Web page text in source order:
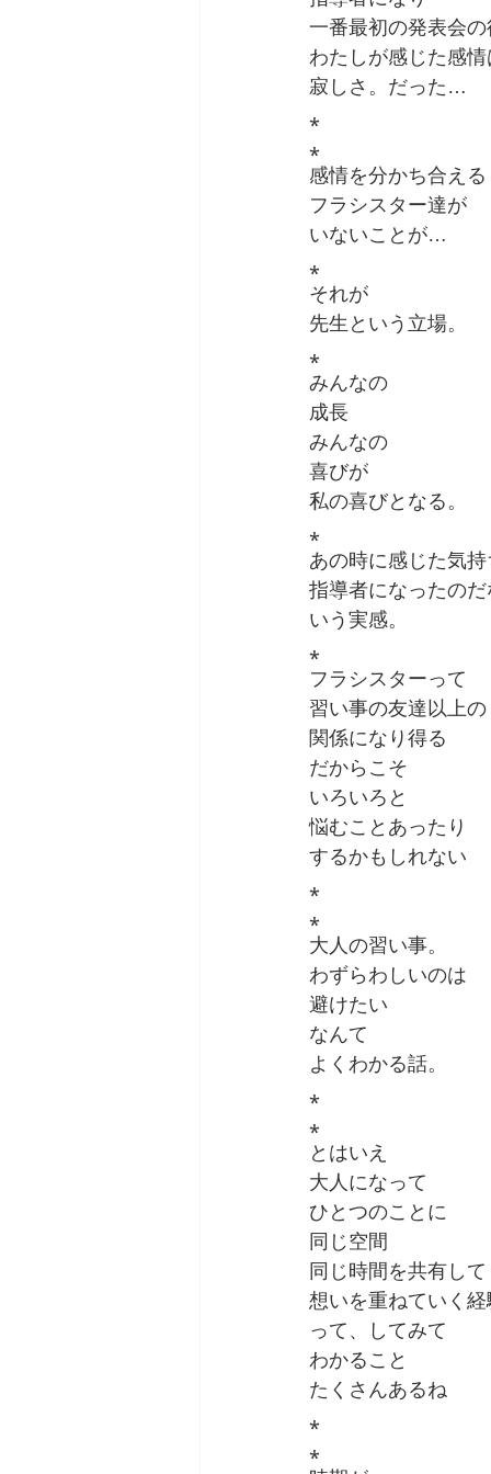
一番最初の発表会の
わたしが感じた感情
寂しさ。だった…
⁎
⁎
感情を分かち合える
フラシスター達が
いないことが…
⁎
それが
先生という立場。
⁎
みんなの
成長
みんなの
喜びが
私の喜びとなる。
⁎
あの時に感じた気持
指導者になったのだ
いう実感。
⁎
フラシスターって
習い事の友達以上の
関係になり得る
だからこそ
いろいろと
悩むことあったり
するかもしれない
⁎
⁎
大人の習い事。
わずらわしいのは
避けたい
なんて
よくわかる話。
⁎
⁎
とはいえ
大人になって
ひとつのことに
同じ空間
同じ時間を共有して
想いを重ねていく経
って、してみて
わかること
たくさんあるね
⁎
⁎